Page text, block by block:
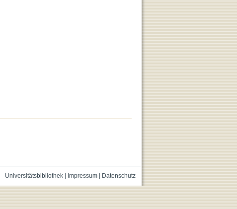
Universitätsbibliothek| Impressum| Datenschutz